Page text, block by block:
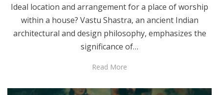
Ideal location and arrangement for a place of worship
within a house? Vastu Shastra, an ancient Indian
architectural and design philosophy, emphasizes the
significance of…
Read More